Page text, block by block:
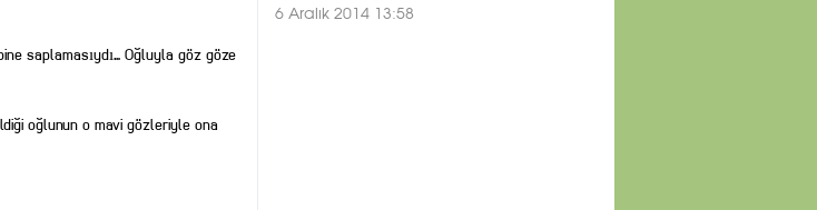
saplamasıydı… Oğluyla göz göze
oğlunun o mavi gözleriyle ona
6 Aralık 2014 13:58